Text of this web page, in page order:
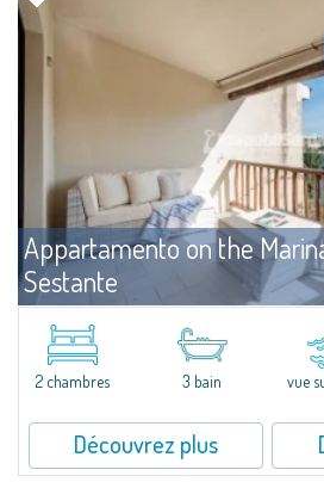
Appartamento on the
Sestante
Porto Cervo
Exclusive seafront apartment on two levels,
Marina.Located within Il Sestante, a
beautifully maintained communal park, this
2 chambres 3 bain vue
Découvrez plus